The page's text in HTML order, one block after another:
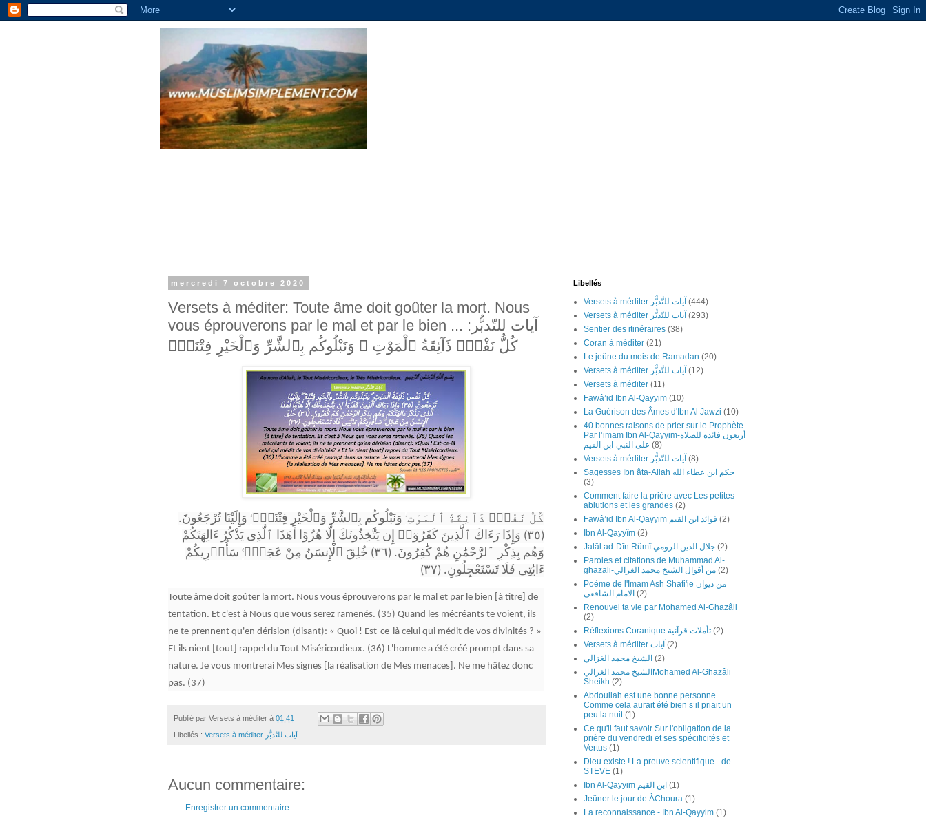
mercredi 7 octobre 2020
Versets à méditer: Toute âme doit goûter la mort. Nous
vous éprouverons par le mal et par le bien ... آيات للتّدبُّر:
كُلُّ نَفْسٍۢ ذَآئِقَةُ ٱلْمَوْتِ ۗ وَنَبْلُوكُم بِٱلشَّرِّ وَٱلْخَيْرِ فِتْنَةًۭ
كُلُّ نَفْسٍۢ ذَآئِقَةُ ٱلْمَوْتِۗ وَنَبْلُوكُم بِٱلشَّرِّ وَٱلْخَيْرِ فِتْنَةًۭۖ وَإِلَيْنَا تُرْجَعُونََ.
(٣٥) وَإِذَا رَءَاكَ ٱلَّذِينَ كَفَرُوٓا۟ إِن يَتَّخِذُونَكَ إِلَّا هُزُوًا أَهَٰذَا ٱلَّذِى يَذْكُرُ ءَالِهَتَكُمْ
وَهُم بِذِكْرِ ٱلرَّحْمَٰنِ هُمْ كَٰفِرُونَ. (٣٦) خُلِقَ ٱلْإِنسَٰنُ مِنْ عَجَلٍۢ
ۚ سَأُو۟رِيكُمْ
ءَايَٰتِى فَلَا تَسْتَعْجِلُونِ. (٣٧)
Toute âme doit goûter la mort. Nous vous éprouverons par le mal et par le bien [à titre] de
tentation. Et c'est à Nous que vous serez ramenés. (35) Quand les mécréants te voient, ils
ne te prennent qu'en dérision (disant): « Quoi ! Est-ce-là celui qui médit de vos divinités ? »
Et ils nient [tout] rappel du Tout Miséricordieux. (36) L'homme a été créé prompt dans sa
nature. Je vous montrerai Mes signes [la réalisation de Mes menaces]. Ne me hâtez donc
pas. (37)
Publié par Versets à méditer à 01:41
Libellés : Versets à méditer آيات للتَّدبٌّر
Aucun commentaire:
Enregistrer un commentaire
Libellés
Versets à méditer آيات للتَّدبٌّر (444)
Versets à méditer آيات للتّدبُّر (293)
Sentier des itinéraires (38)
Coran à méditer (21)
Le jeûne du mois de Ramadan (20)
Versets à méditer آيات للتَّدبٌّر (12)
Versets à méditer (11)
Fawâ’id Ibn Al-Qayyim (10)
La Guérison des Âmes d'Ibn Al Jawzi (10)
40 bonnes raisons de prier sur le Prophète
Par l’imam Ibn Al-Qayyim-أربعون فائدة للصلاة
على النبي-ابن القيم (8)
Versets à méditer آيات للتّدبُّر (8)
Sagesses Ibn âta-Allah حكم ابن عطاء الله
(3)
Comment faire la prière avec Les petites
ablutions et les grandes (2)
Fawâ’id Ibn Al-Qayyim فوائد ابن القيم (2)
Ibn Al-Qayyîm (2)
Jalāl ad-Dīn Rûmî جلال الدين الرومي (2)
Paroles et citations de Muhammad Al-
ghazali-من أقوال الشيخ محمد الغزالي (2)
Poème de l'Imam Ash Shafi'ie من ديوان
الامام الشافعي (2)
Renouvel ta vie par Mohamed Al-Ghazâli
(2)
Réflexions Coranique تأملات قرآنية (2)
Versets à méditer آيات (2)
الشيخ محمد الغزالي (2)
الشيخ محمد الغزاليMohamed Al-Ghazâli
Sheikh (2)
Abdoullah est une bonne personne.
Comme cela aurait été bien s’il priait un
peu la nuit (1)
Ce qu'il faut savoir Sur l'obligation de la
prière du vendredi et ses spécificités et
Vertus (1)
Dieu existe ! La preuve scientifique - de
STEVE (1)
Ibn Al-Qayyim ابن القيم (1)
Jeûner le jour de ÀChoura (1)
La reconnaissance - Ibn Al-Qayyim (1)